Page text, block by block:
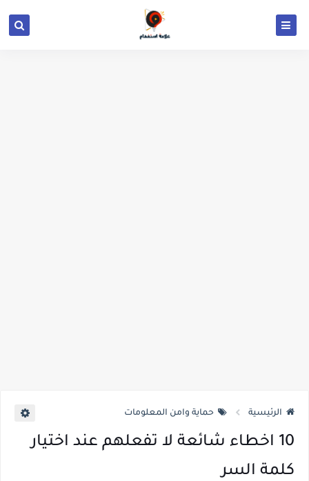
الرئيسية حماية وامن المعلومات
10 اخطاء شائعة لا تفعلهم عند اختيار
كلمة السر